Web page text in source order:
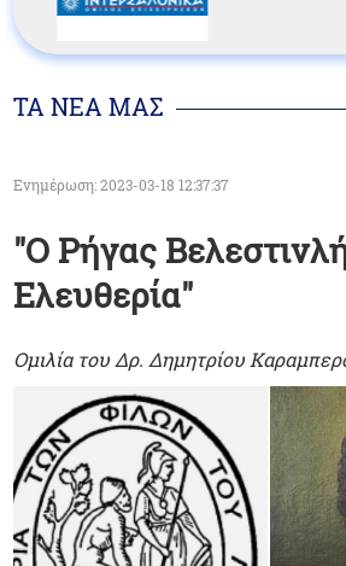
ΤΑ ΝΕΑ ΜΑΣ
Ενημέρωση: 2023-03-18 12:37:37
"Ο Ρήγας
Ελευθερία"
Ομιλία του Δρ. Δημητρίου